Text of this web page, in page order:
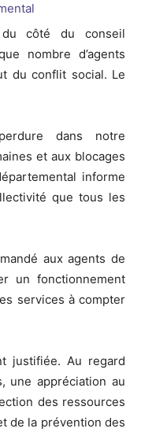
côté du conseil
nombre d’agents
du conflit social. Le
dans notre
et aux blocages
informe
que tous les
aux agents de
un fonctionnement
services à compter
justifiée. Au regard
une appréciation au
des ressources
de la prévention des